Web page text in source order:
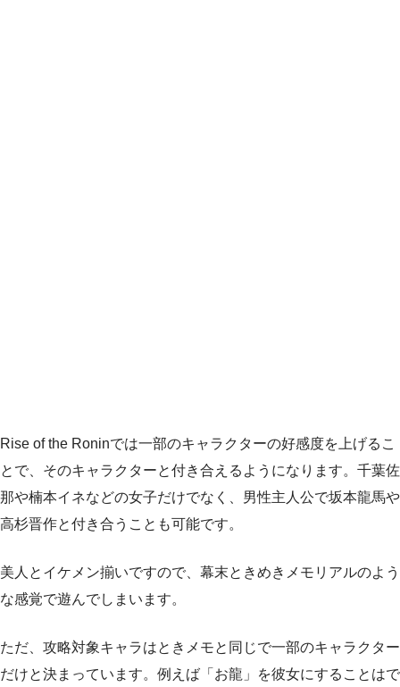
Rise of the Roninでは一部のキャラクターの好感度を上げるこ
とで、そのキャラクターと付き合えるようになります。千葉佐
那や楠本イネなどの女子だけでなく、男性主人公で坂本龍馬や
高杉晋作と付き合うことも可能です。
美人とイケメン揃いですので、幕末ときめきメモリアルのよう
な感覚で遊んでしまいます。
ただ、攻略対象キャラはときメモと同じで一部のキャラクター
だけと決まっています。例えば「お龍」を彼女にすることはで